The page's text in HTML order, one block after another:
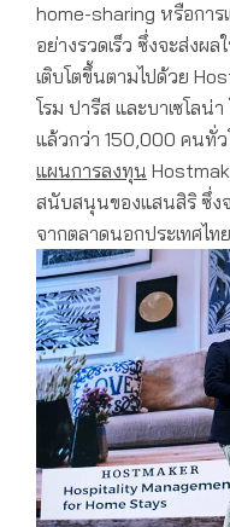
home-sharing หรือการ
อย่างรวดเร็ว ซึ่งจะส่งผ
เติบโตขึ้นตามไปด้วย
โรม ปารีส และบาเซโลน่
แล้วกว่า 150,000 คนทั่ว
แผนการลงทุน
สนับสนุนของแสนสิริ ซึ่งจ
จากตลาดนอกประเทศไ